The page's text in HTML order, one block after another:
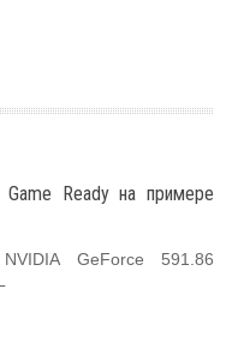
Game Ready на примере
NVIDIA GeForce 591.86